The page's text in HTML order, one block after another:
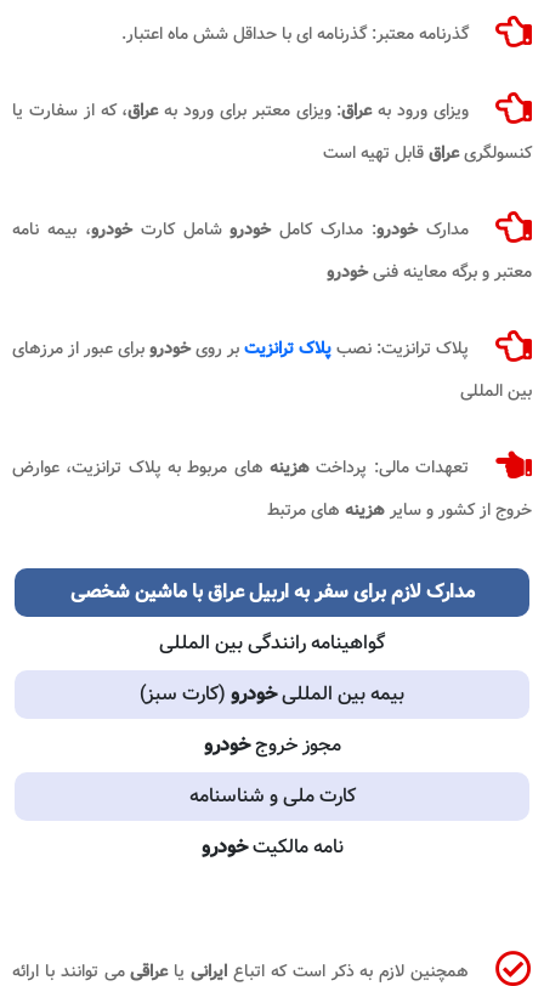
گذرنامه معتبر: گذرنامه ای با حداقل شش ماه اعتبار.
ویزای ورود بهعراق: ویزای معتبر برای ورود بهعراق، که از سفارت یا
کنسولگریعراققابل تهیه است
مدارکخودرو: مدارک کاملخودروشامل کارتخودرو، بیمه نامه
معتبر و برگه معاینه فنیخودرو
پلاک ترانزیت: نصبپلاک ترانزیتبر رویخودروبرای عبور از مرزهای
بین المللی
تعهدات مالی: پرداخت هزینه های مربوط به پلاک ترانزیت، عوارض
خروج از کشور و سایرهزینه های مرتبط
مدارک لازم برای سفر به اربیل عراق با ماشین شخصی
گواهینامه رانندگی بین المللی
بیمه بین المللیخودرو (کارت سبز)
مجوز خروجخودرو
کارت ملی و شناسنامه
نامه مالکیتخودرو
همچنین لازم به ذکر است که اتباع ایرانی یاعراقیمی توانند با ارائه